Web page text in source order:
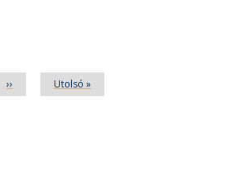
Következő
oldal
›› Utolsó
oldal
Utolsó »